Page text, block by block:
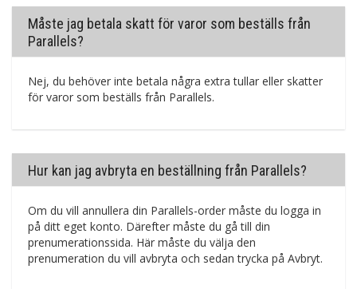
Måste jag betala skatt för varor som beställs från
Parallels?
Nej, du behöver inte betala några extra tullar eller skatter
för varor som beställs från Parallels.
Hur kan jag avbryta en beställning från Parallels?
Om du vill annullera din Parallels-order måste du logga in
på ditt eget konto. Därefter måste du gå till din
prenumerationssida. Här måste du välja den
prenumeration du vill avbryta och sedan trycka på Avbryt.